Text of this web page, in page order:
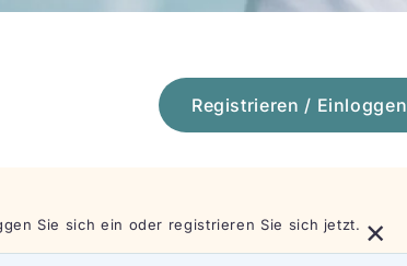
Registrieren / Einloggen
Sie sich ein oder registrieren Sie sich jetzt. ×